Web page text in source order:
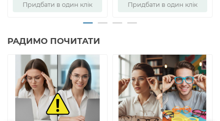
Придбати в один клік Придбати в один клік
РАДИМО ПОЧИТАТИ